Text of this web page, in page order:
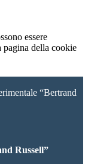
essere
pagina della cookie
“Bertrand
Russell”